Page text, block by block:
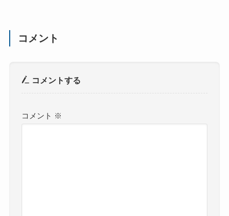
コメント
コメントする
コメント ※